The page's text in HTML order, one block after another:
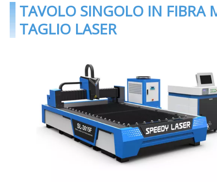
TAVOLO SINGOLO IN FIBRA
TAGLIO LASER